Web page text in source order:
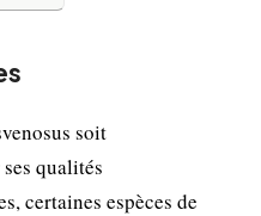
soit
qualités
certaines espèces de